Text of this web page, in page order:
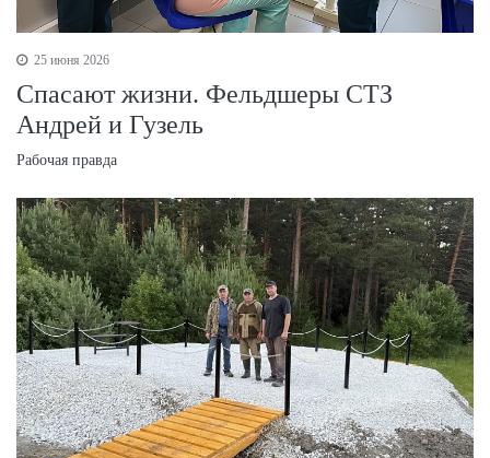
25 июня 2026
Спасают жизни. Фельдшеры СТЗ
Андрей и Гузель
Рабочая правда